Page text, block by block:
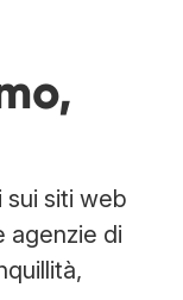
sui siti web
agenzie di